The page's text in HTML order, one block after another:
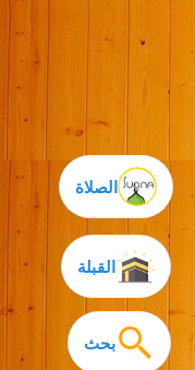
بحث
الصلاة
القبلة